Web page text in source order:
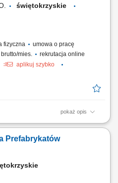
świętokrzyskie
fizyczna
umowa o pracę
brutto/mies.
rekrutacja online
aplikuj szybko
pokaż opis
spawania konstrukcji stalowych
spoin pachwinowych (FW),
wymaganiami technicznymi.
Prefabrykatów